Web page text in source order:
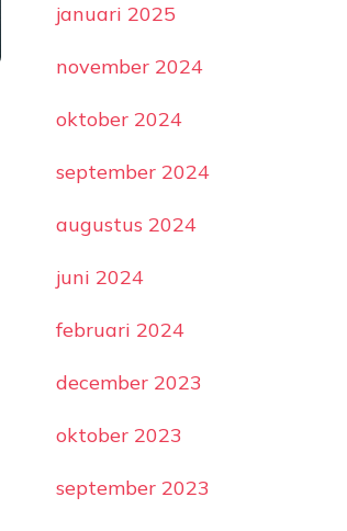
januari 2025
november 2024
oktober 2024
september 2024
augustus 2024
juni 2024
februari 2024
december 2023
oktober 2023
september 2023